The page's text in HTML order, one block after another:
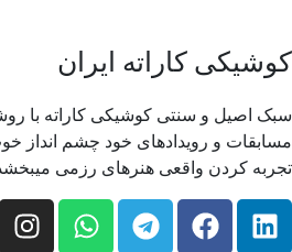
کوشیکی کاراته ایران
سبک اصیل و سنتی کوشیکی کاراته با
مسابقات و رویدادهای خود چشم انداز
تجربه کردن واقعی هنرهای رزمی